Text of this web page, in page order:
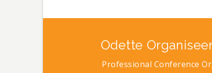
Odette
Professional Conference